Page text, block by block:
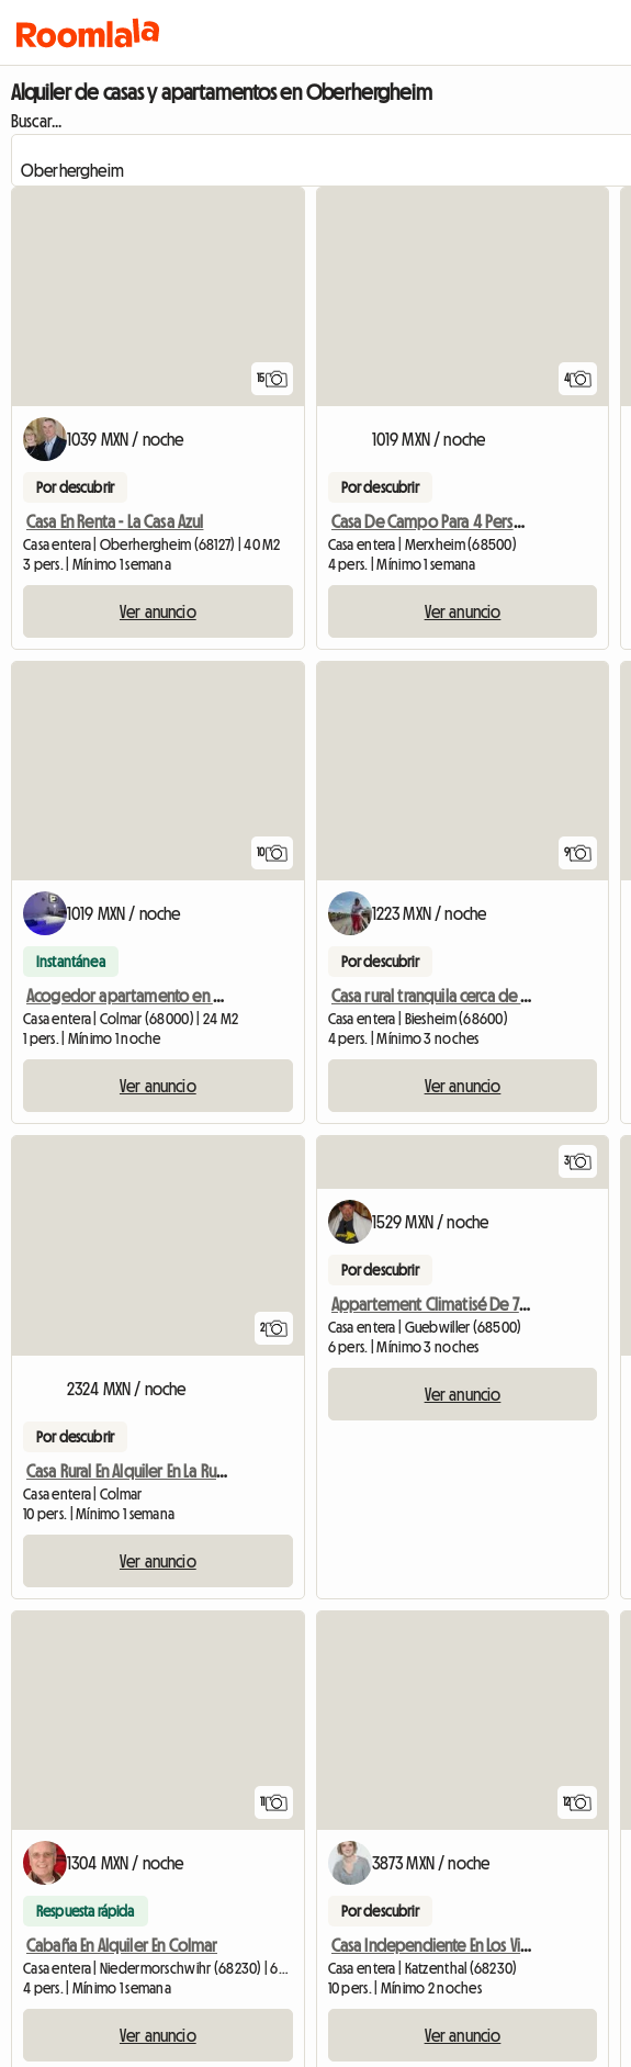
Alquiler de casas y apartamentos en Oberhergheim
Buscar...
15
1039 MXN / noche
Por descubrir
Casa En Renta - La Casa Azul
Casa entera | Oberhergheim (68127) | 40 M2
3 pers. | Mínimo 1 semana
Ver anuncio
4
1019 MXN / noche
Por descubrir
Casa De Campo Para 4 Personas En Alquiler En Merxheim
Casa entera | Merxheim (68500)
4 pers. | Mínimo 1 semana
Ver anuncio
10
1019 MXN / noche
Instantánea
Acogedor apartamento en el centro
Casa entera | Colmar (68000) | 24 M2
1 pers. | Mínimo 1 noche
Ver anuncio
9
1223 MXN / noche
Por descubrir
Casa rural tranquila cerca de la frontera alemana
Casa entera | Biesheim (68600)
4 pers. | Mínimo 3 noches
Ver anuncio
2
2324 MXN / noche
Por descubrir
Casa Rural En Alquiler En La Ruta Del Vino
Casa entera | Colmar
10 pers. | Mínimo 1 semana
Ver anuncio
3
1529 MXN / noche
Por descubrir
Appartement Climatisé De 75 M²
Casa entera | Guebwiller (68500)
6 pers. | Mínimo 3 noches
Ver anuncio
11
1304 MXN / noche
Respuesta rápida
Cabaña En Alquiler En Colmar
Casa entera | Niedermorschwihr (68230) | 60 M2
4 pers. | Mínimo 1 semana
Ver anuncio
12
3873 MXN / noche
Por descubrir
Casa Independiente En Los Viñedos
Casa entera | Katzenthal (68230)
10 pers. | Mínimo 2 noches
Ver anuncio